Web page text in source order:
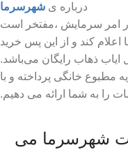
درباره ی شهرسرما
امر سرمایش ،مفتخر است
کند و از این پس خرید
ایاب ذهاب رایگان می‌باشد.
مطبوع خانگی پرداخته و با
را به شما ارائه می دهیم.
شهرسرما می